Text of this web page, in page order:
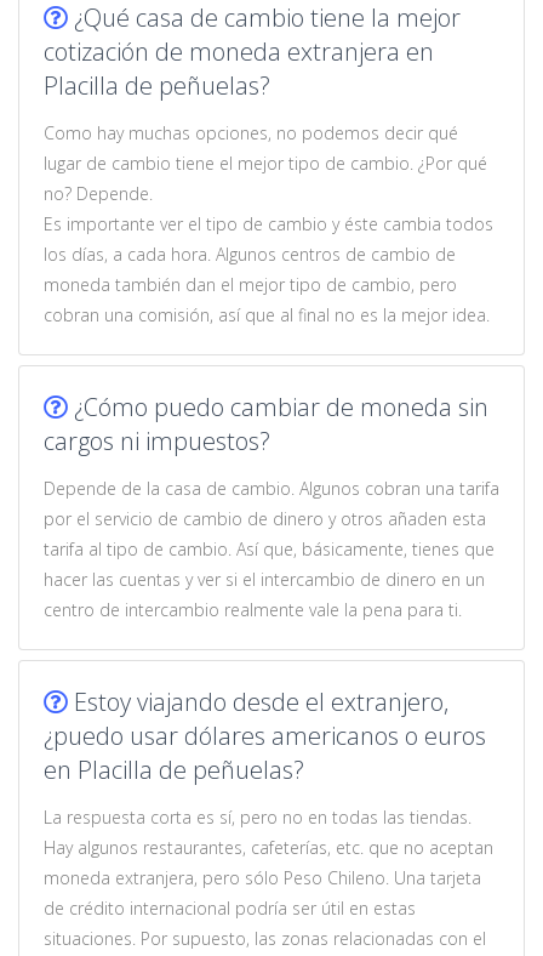
¿Qué casa de cambio tiene la mejor
cotización de moneda extranjera en
Placilla de peñuelas?
Como hay muchas opciones, no podemos decir qué
lugar de cambio tiene el mejor tipo de cambio. ¿Por qué
no? Depende.
Es importante ver el tipo de cambio y éste cambia todos
los días, a cada hora. Algunos centros de cambio de
moneda también dan el mejor tipo de cambio, pero
cobran una comisión, así que al final no es la mejor idea.
¿Cómo puedo cambiar de moneda sin
cargos ni impuestos?
Depende de la casa de cambio. Algunos cobran una tarifa
por el servicio de cambio de dinero y otros añaden esta
tarifa al tipo de cambio. Así que, básicamente, tienes que
hacer las cuentas y ver si el intercambio de dinero en un
centro de intercambio realmente vale la pena para ti.
Estoy viajando desde el extranjero,
¿puedo usar dólares americanos o euros
en Placilla de peñuelas?
La respuesta corta es sí, pero no en todas las tiendas.
Hay algunos restaurantes, cafeterías, etc. que no aceptan
moneda extranjera, pero sólo Peso Chileno. Una tarjeta
de crédito internacional podría ser útil en estas
situaciones. Por supuesto, las zonas relacionadas con el